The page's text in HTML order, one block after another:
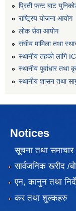
प्रिती फन्ट बाट
राष्ट्रिय योजना आयोग
लोक सेवा आयोग
संघीय मामिला तथा
स्थानीय तहको लागि
स्थानीय पूर्वाधार तथा
स्थानीय शासन तथा
Notices
सूचना तथा समाचार
सार्वजनिक खरीद /
एन, कानुन तथा
कर तथा शुल्कहरु